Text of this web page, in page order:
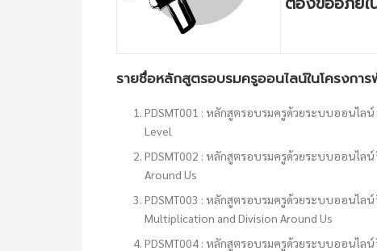
รายชื่อหลักสูตรอบรมครูออนไลน์ในโครงก
PDSMT001 : หลักสูตรอบรมครูด้วยระบบออนไลน์
Level
PDSMT002 : หลักสูตรอบรมครูด้วยระบบออนไลน์
Around Us
PDSMT003 : หลักสูตรอบรมครูด้วยระบบออนไล
Multiplication and Division Around Us
PDSMT004 : หลักสูตรอบรมครูด้วยระบบออนไลน์